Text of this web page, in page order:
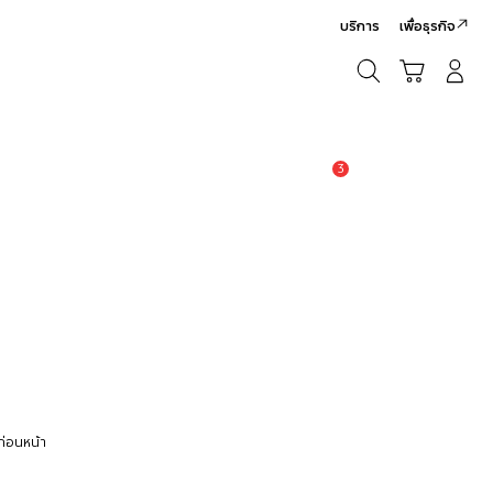
บริการ เพื่อธุรกิจ
3
อนหน้า